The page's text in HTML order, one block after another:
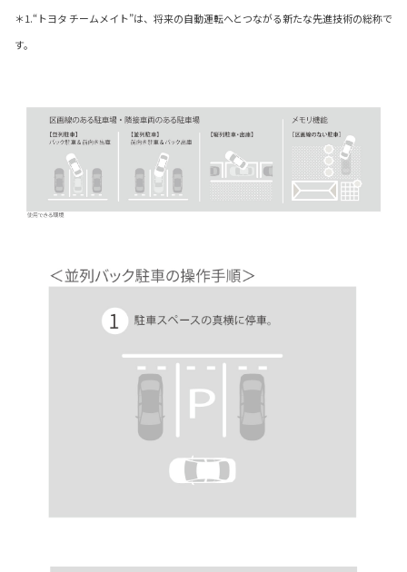
＊1.“トヨタ チームメイト”は、将来の自動運転へとつながる新たな先進技術の総称で
す。